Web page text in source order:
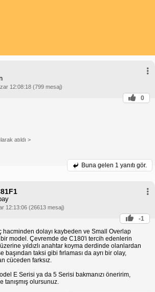
12:08:18 (799 mesaj)
0
atıldı >
Buna gelen 1 yanıtı gör.
12:13:06 (26613 mesaj)
-1
hacminden dolayı kaybeden ve Small Overlap
model. Çevremde de C180'i tercih edenlerin
yıldızlı anahtar koyma derdinde olanlardan
taksi gibi fırlaması da ayrı bir olay,
cüceden farksız.
E Serisi ya da 5 Serisi bakmanızı öneririm,
olursunuz.